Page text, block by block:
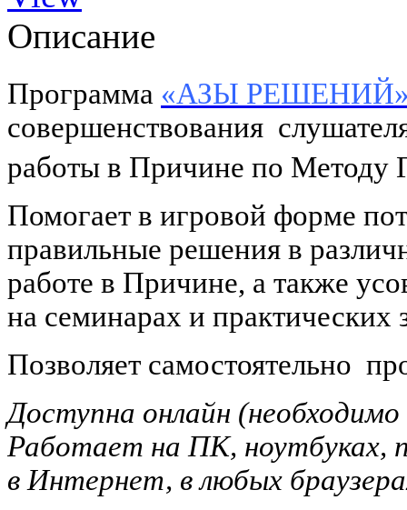
Описание
Программа «АЗЫ
совершенствования
работы в Причине по Методу
Помогает в игровой форме
правильные решения в
работе в Причине, а также
на семинарах и практических
Позволяет самостоятельно
Доступна онлайн
Работает на ПК, ноутбуках,
в Интернет, в любых